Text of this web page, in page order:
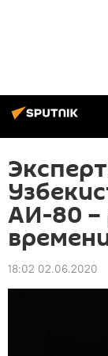
АИ-80 –
18:02 02.06.2020